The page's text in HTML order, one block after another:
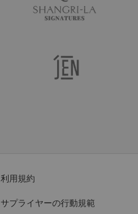
利用規約
サプライヤーの行動規範